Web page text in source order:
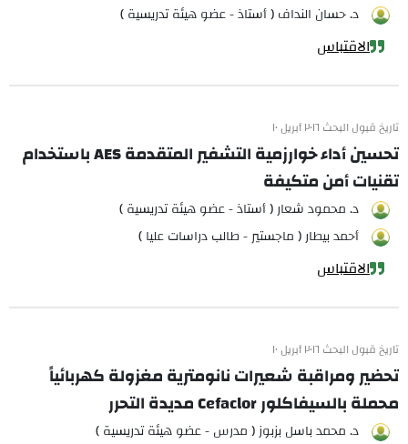
د. حسان النداف ( أستاذ - عضو هيئة تدريسية )
الاقتباس
تاريخ قبول البحث ٢٠١٦ أبريل ١٠
تحسين أداء خوارزمية التشفير المتقدمة AES باستخدام
تقنيات أمن متكيفة
د. محمود شعار ( أستاذ - عضو هيئة تدريسية )
أحمد بيطار ( ماجستير - طالب دراسات عليا )
الاقتباس
تاريخ قبول البحث ٢٠١٦ أبريل ١٠
تحضير ومراقبة شعيرات نانومترية مغزولة كهربائياً
محملة بالسيفاكلور Cefaclor مديدة التحرر
د. محمد باسل بزبوز ( مدرس - عضو هيئة تدريسية )